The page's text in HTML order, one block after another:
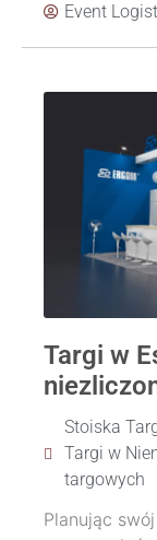
Event
Targi w
Stoiska
Targi w
targowych
Planując